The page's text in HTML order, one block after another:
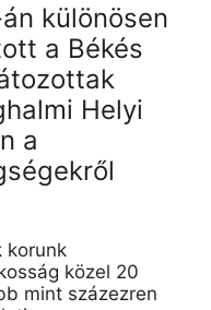
különösen
a Békés
Helyi
a
korunk
közel 20
mint százezren